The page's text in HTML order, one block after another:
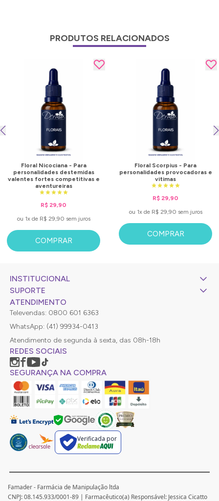
PRODUTOS RELACIONADOS
Floral Nicociana - Para
personalidades destemidas
valentes fortes competitivas e
aventureiras
R$ 29,90
ou 1x de R$ 29,90 sem juros
COMPRAR
Floral Scorpius - Para
personalidades provocadoras e
vitimas
R$ 29,90
ou 1x de R$ 29,90 sem juros
COMPRAR
INSTITUCIONAL
SUPORTE
ATENDIMENTO
Televendas: 0800 601 6363
WhatsApp: (41) 99934-0413
Atendimento de segunda à sexta, das 08h-18h
REDES SOCIAIS
SEGURANÇA NA COMPRA
Verificada por
Famader - Farmácia de Manipulação ltda
CNPJ: 08.145.933/0001-89 | Farmacêutico(a) Responsável: Jessica Cicatto